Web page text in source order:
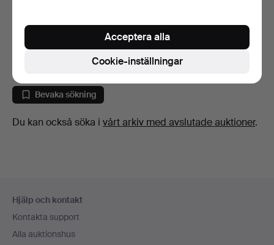
IKEA.
Värdering
Solbergs Fabrikker, 19…
7 dagar
Värdering
53 USD
Bevaka sökning
Du kan också söka i vårt arkiv med avslutade auktioner.
Hjälp och kontakt
Kontakta support
Alla auktionshus
Cookie-inställningar
Acceptera alla